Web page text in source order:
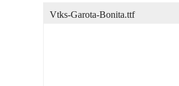
Vtks-Garota-Bonita.ttf